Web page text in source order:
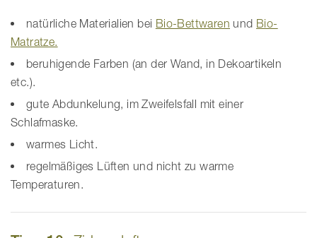
natürliche Materialien bei Bio-Bettwaren und Bio-
Matratze.
beruhigende Farben (an der Wand, in Dekoartikeln
etc.).
gute Abdunkelung, im Zweifelsfall mit einer
Schlafmaske.
warmes Licht.
regelmäßiges Lüften und nicht zu warme
Temperaturen.